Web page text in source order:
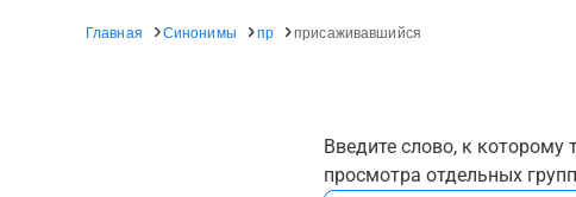
Главная Синонимы пр присаживавшийся
Введите слово, к которому
просмотра отдельных